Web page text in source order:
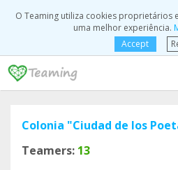
O Teaming utiliza cookies proprietários
uma melhor experiência.
Accept
Colonia "Ciudad de los
Teamers: 13